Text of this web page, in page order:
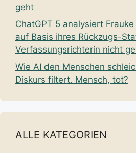
geht
ChatGPT 5 analysiert
auf Basis ihres Rückzugs-
Verfassungsrichterin nicht
Wie AI den Menschen
Diskurs filtert. Mensch, tot?
ALLE KATEGORIEN